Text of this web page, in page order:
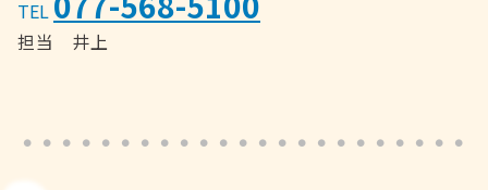
TEL
担当 井上